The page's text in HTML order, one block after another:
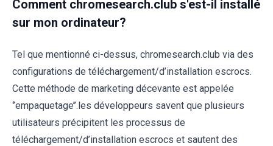
Comment chromesearch.club s'est-il installé
sur mon ordinateur?
Tel que mentionné ci-dessus, chromesearch.club via des
configurations de téléchargement/d’installation escrocs.
Cette méthode de marketing décevante est appelée
‘’empaquetage’’.les développeurs savent que plusieurs
utilisateurs précipitent les processus de
téléchargement/d’installation escrocs et sautent des